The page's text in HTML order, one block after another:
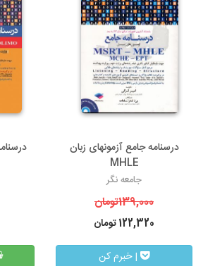
درسنامه جامع آزمونهای زبان
MHLE
جامعه نگر
139,000تومان
122,320تومان
| خبرم کن